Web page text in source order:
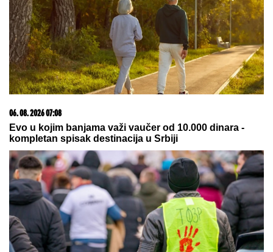
Dnevni horoskop za nedelju, 9. avgust: Jarac gura
ISTINU POD TEPIH, a NJIH čeka poslovna prilika
kakva stiže jednom u životu
Kurti dobio jaje u glavu! Opšti haos
u Prištini! (VIDEO)